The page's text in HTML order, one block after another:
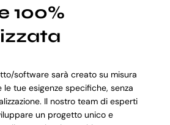
100%
software sarà creato su misura
tue esigenze specifiche, senza
Il nostro team di esperti
un progetto unico e